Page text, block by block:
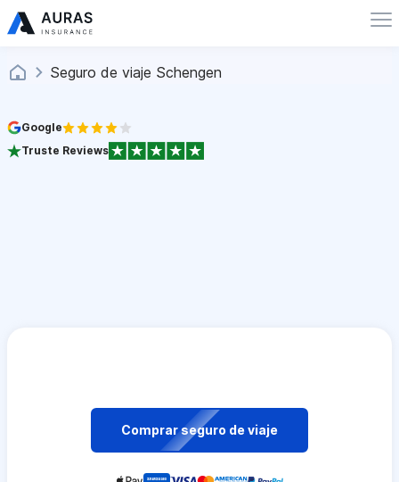
Seguro de viaje Schengen
Google
Truste Reviews
Comprar seguro de viaje